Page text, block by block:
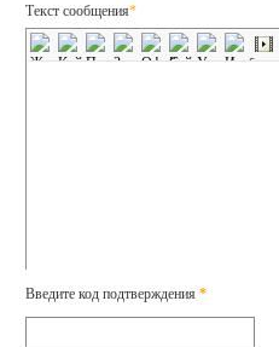
Текст сообщения*
Введите код подтверждения *